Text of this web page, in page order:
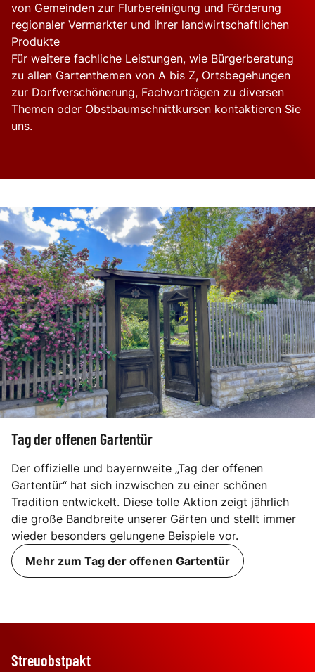
von Gemeinden zur Flurbereinigung und Förderung
regionaler Vermarkter und ihrer landwirtschaftlichen
Produkte
Für weitere fachliche Leistungen, wie Bürgerberatung
zu allen Gartenthemen von A bis Z, Ortsbegehungen
zur Dorfverschönerung, Fachvorträgen zu diversen
Themen oder Obstbaumschnittkursen kontaktieren Sie
uns.
Tag der offenen Gartentür
Der offizielle und bayernweite „Tag der offenen
Gartentür“ hat sich inzwischen zu einer schönen
Tradition entwickelt. Diese tolle Aktion zeigt jährlich
die große Bandbreite unserer Gärten und stellt immer
wieder besonders gelungene Beispiele vor.
Mehr zum Tag der offenen Gartentür
Streuobstpakt